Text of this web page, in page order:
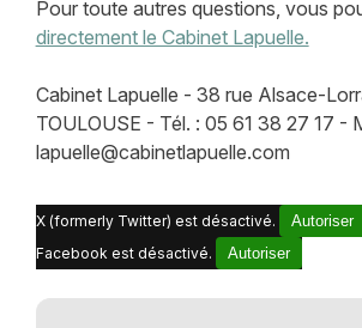
Pour toute autres questions, vous
directement le Cabinet Lapuelle.
Cabinet Lapuelle - 38 rue Alsace-
TOULOUSE - Tél. : 05 61 38 27 17 -
lapuelle@cabinetlapuelle.com
X (formerly Twitter) est désactivé.
Autoriser
Facebook est désactivé.
Autoriser